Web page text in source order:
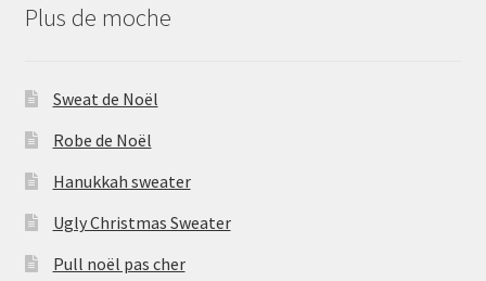
Plus de moche
Sweat de Noël
Robe de Noël
Hanukkah sweater
Ugly Christmas Sweater
Pull noël pas cher